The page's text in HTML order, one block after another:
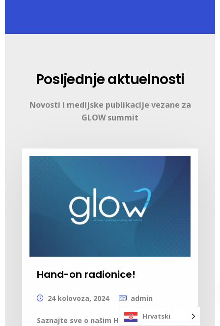
Posljednje aktuelnosti
Novosti i medijske publikacije vezane za
GLOW summit
Hand-on radionice!
24 kolovoza, 2024 admin
Saznajte sve o našim Hands-OnHrvatski